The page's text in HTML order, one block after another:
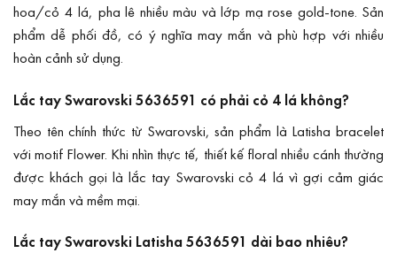
hoa/cỏ 4 lá, pha lê nhiều màu và lớp mạ rose gold-tone. Sản
phẩm dễ phối đồ, có ý nghĩa may mắn và phù hợp với nhiều
hoàn cảnh sử dụng.
Lắc tay Swarovski 5636591 có phải cỏ 4 lá không?
Theo tên chính thức từ Swarovski, sản phẩm là Latisha bracelet
với motif Flower. Khi nhìn thực tế, thiết kế floral nhiều cánh thường
được khách gọi là lắc tay Swarovski cỏ 4 lá vì gợi cảm giác
may mắn và mềm mại.
Lắc tay Swarovski Latisha 5636591 dài bao nhiêu?